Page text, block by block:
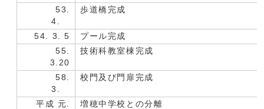
53.
4.
歩道橋完成
54. 3. 5
プール完成
55.
3.20
技術科教室棟完成
58.
3.
校門及び門扉完成
平成 元.
増穂中学校との分離